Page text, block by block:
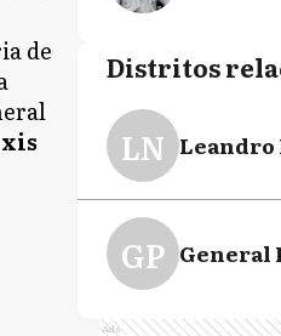
de
Distritos
LN Leandro
GP General
Ads